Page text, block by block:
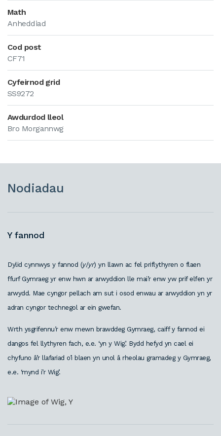
Math
Anheddiad
Cod post
CF71
Cyfeirnod grid
SS9272
Awdurdod lleol
Bro Morgannwg
Nodiadau
Y fannod
Dylid cynnwys y fannod (y/yr) yn llawn ac fel priflythyren o flaen
ffurf Gymraeg yr enw hwn ar arwyddion lle mai’r enw yw prif elfen yr
arwydd. Mae cyngor pellach am sut i osod enwau ar arwyddion yn yr
adran cyngor technegol ar ein gwefan.
Wrth ysgrifennu’r enw mewn brawddeg Gymraeg, caiff y fannod ei
dangos fel llythyren fach, e.e. ‘yn y Wig’. Bydd hefyd yn cael ei
chyfuno â’r llafariad o’i blaen yn unol â rheolau gramadeg y Gymraeg,
e.e. ‘mynd i’r Wig’.